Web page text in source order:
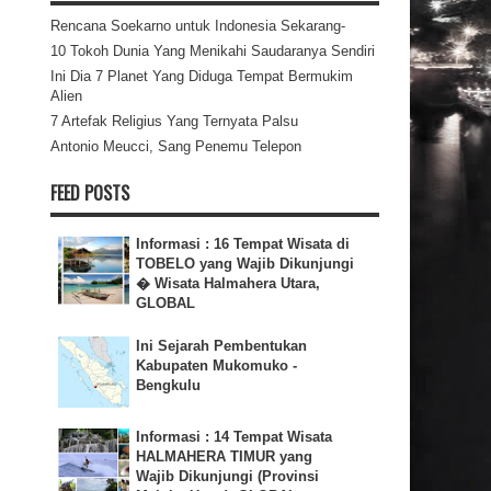
Rencana Soekarno untuk Indonesia Sekarang-
10 Tokoh Dunia Yang Menikahi Saudaranya Sendiri
Ini Dia 7 Planet Yang Diduga Tempat Bermukim
Alien
7 Artefak Religius Yang Ternyata Palsu
Antonio Meucci, Sang Penemu Telepon
FEED POSTS
Informasi : 16 Tempat Wisata di
TOBELO yang Wajib Dikunjungi
� Wisata Halmahera Utara,
GLOBAL
Ini Sejarah Pembentukan
Kabupaten Mukomuko -
Bengkulu
Informasi : 14 Tempat Wisata
HALMAHERA TIMUR yang
Wajib Dikunjungi (Provinsi